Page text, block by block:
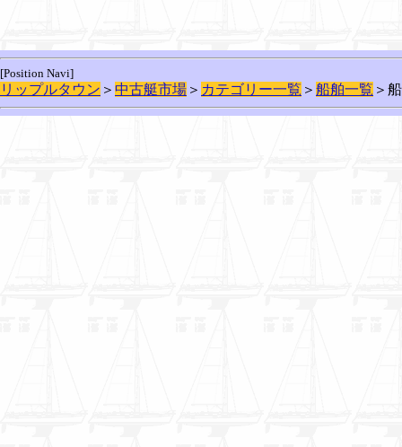
[Position Navi]
リップルタウン ＞ 中古艇市場 ＞ カテゴリー一覧 ＞ 船舶一覧 ＞